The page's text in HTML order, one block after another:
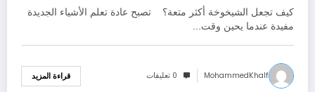
كيف تجعل الشيخوخة أكثر متعة؟ تصبح عادة تعلم الأشياء الجديدة
مفيدة عندما يحين وقت…
MohammedKhalf 0 تعليقات قراءة المزيد